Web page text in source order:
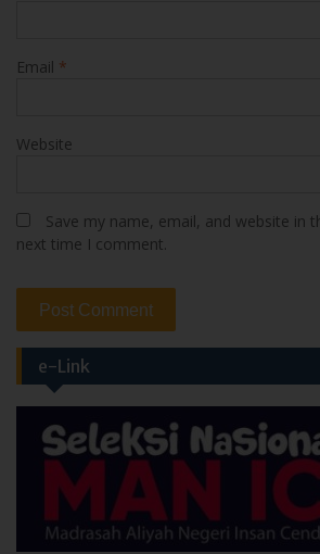
Email *
Website
Save my name, email, and website in
next time I comment.
e-Link